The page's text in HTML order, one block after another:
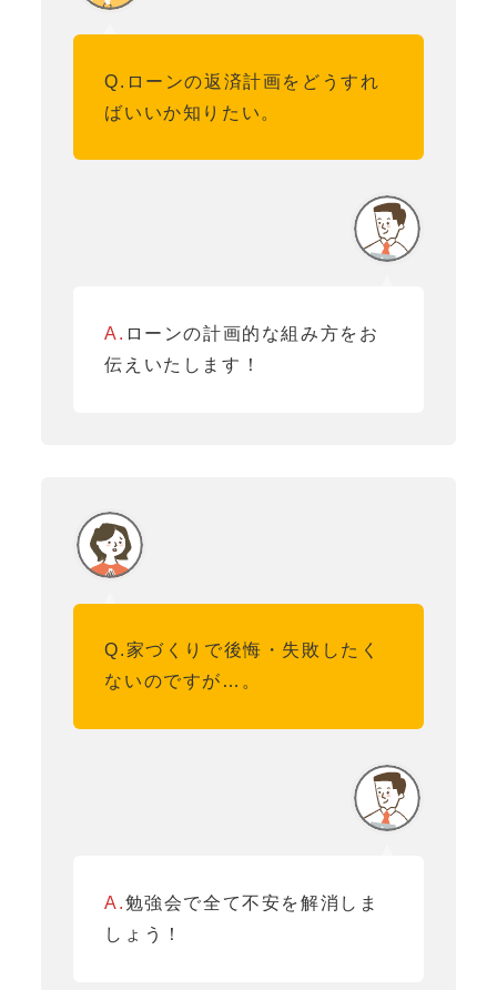
Q.ローンの返済計画をどうすれ
ばいいか知りたい。
A. ローンの計画的な組み方をお
伝えいたします！
Q.家づくりで後悔・失敗したく
ないのですが…。
A.勉強会で全て不安を解消しま
しょう！